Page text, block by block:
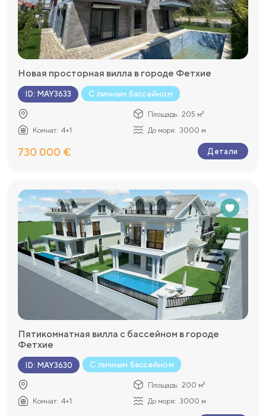
Новая просторная вилла в городе Фетхие
ID: MAY3633 С личным бассейном
Площадь: 205 м²
Комнат: 4+1 До моря: 3000 м
730 000 € Детали
Пятикомнатная вилла с бассейном в городе
Фетхие
ID: MAY3630 С личным бассейном
Площадь: 200 м²
Комнат: 4+1 До моря: 3000 м